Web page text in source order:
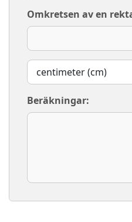
Omkretsen av en
Beräkningar: